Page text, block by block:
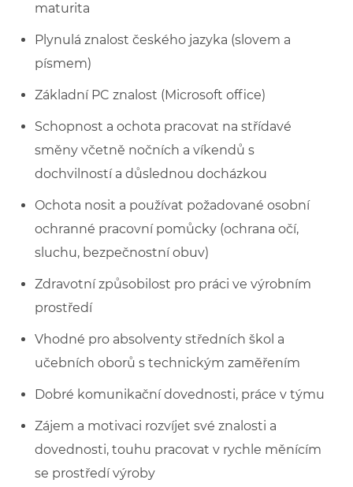
maturita
Plynulá znalost českého jazyka (slovem a
písmem)
Základní PC znalost (Microsoft office)
Schopnost a ochota pracovat na střídavé
směny včetně nočních a víkendů s
dochvilností a důslednou docházkou
Ochota nosit a používat požadované osobní
ochranné pracovní pomůcky (ochrana očí,
sluchu, bezpečnostní obuv)
Zdravotní způsobilost pro práci ve výrobním
prostředí
Vhodné pro absolventy středních škol a
učebních oborů s technickým zaměřením
Dobré komunikační dovednosti, práce v týmu
Zájem a motivaci rozvíjet své znalosti a
dovednosti, touhu pracovat v rychle měnícím
se prostředí výroby